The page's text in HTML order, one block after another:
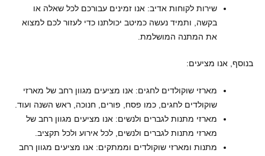
שירות לקוחות אדיב: אנו זמינים עבורכם לכל שאלה או
בקשה, ותמיד נעשה כמיטב יכולתנו כדי לעזור לכם למצוא
את המתנה המושלמת.
בנוסף, אנו מציעים:
מארזי שוקולדים לחגים: אנו מציעים מגוון רחב של מארזי
שוקולדים לחגים, כמו פסח, פורים, חנוכה, ראש השנה ועוד.
מארזי מתנות לגברים ולנשים: אנו מציעים מגוון רחב של
מארזי מתנות לגברים ולנשים, לכל אירוע ולכל תקציב.
מתנות ומארזי שוקולדים וממתקים: אנו מציעים מגוון רחב